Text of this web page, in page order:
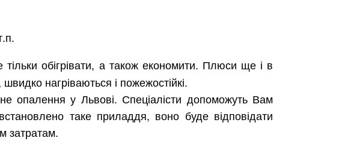
обігрівати, а також економити. Плюси ще і в
нагріваються і пожежостійкі.
опалення у Львові. Спеціалісти допоможуть Вам
таке приладдя, воно буде відповідати
затратам.